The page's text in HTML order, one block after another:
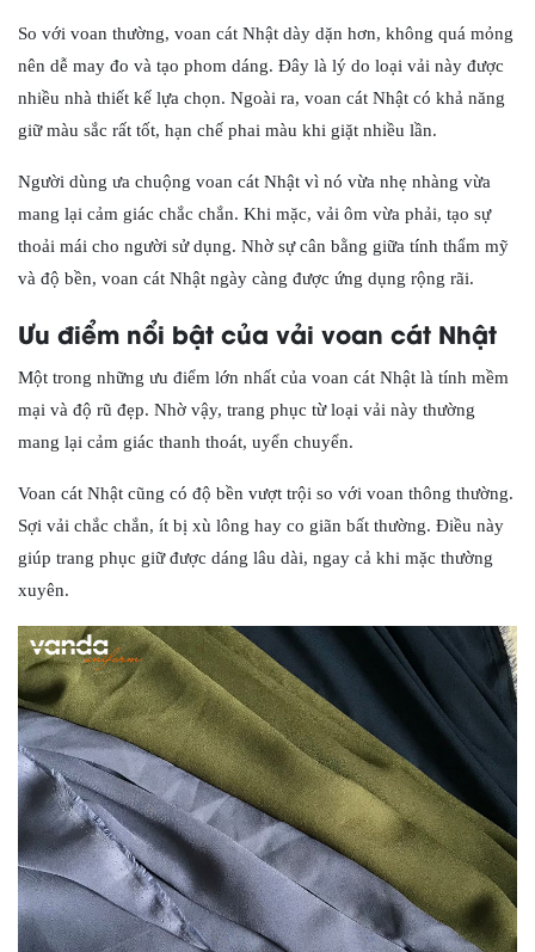
So với voan thường, voan cát Nhật dày dặn hơn, không quá mỏng
nên dễ may đo và tạo phom dáng. Đây là lý do loại vải này được
nhiều nhà thiết kế lựa chọn. Ngoài ra, voan cát Nhật có khả năng
giữ màu sắc rất tốt, hạn chế phai màu khi giặt nhiều lần.
Người dùng ưa chuộng voan cát Nhật vì nó vừa nhẹ nhàng vừa
mang lại cảm giác chắc chắn. Khi mặc, vải ôm vừa phải, tạo sự
thoải mái cho người sử dụng. Nhờ sự cân bằng giữa tính thẩm mỹ
và độ bền, voan cát Nhật ngày càng được ứng dụng rộng rãi.
Ưu điểm nổi bật của vải voan cát Nhật
Một trong những ưu điểm lớn nhất của voan cát Nhật là tính mềm
mại và độ rũ đẹp. Nhờ vậy, trang phục từ loại vải này thường
mang lại cảm giác thanh thoát, uyển chuyển.
Voan cát Nhật cũng có độ bền vượt trội so với voan thông thường.
Sợi vải chắc chắn, ít bị xù lông hay co giãn bất thường. Điều này
giúp trang phục giữ được dáng lâu dài, ngay cả khi mặc thường
xuyên.